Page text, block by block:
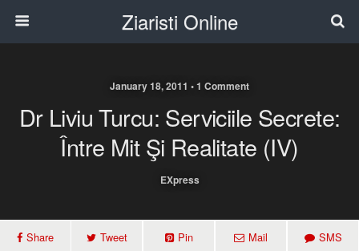
Ziaristi Online
January 18, 2011 • 1 Comment
Dr Liviu Turcu: Serviciile Secrete:
Între Mit Şi Realitate (IV)
EXpress
Share Tweet Pin Mail SMS